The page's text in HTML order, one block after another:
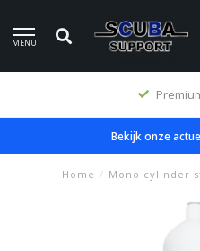
MENU
Bekijk onze
Home / Mono cylinder